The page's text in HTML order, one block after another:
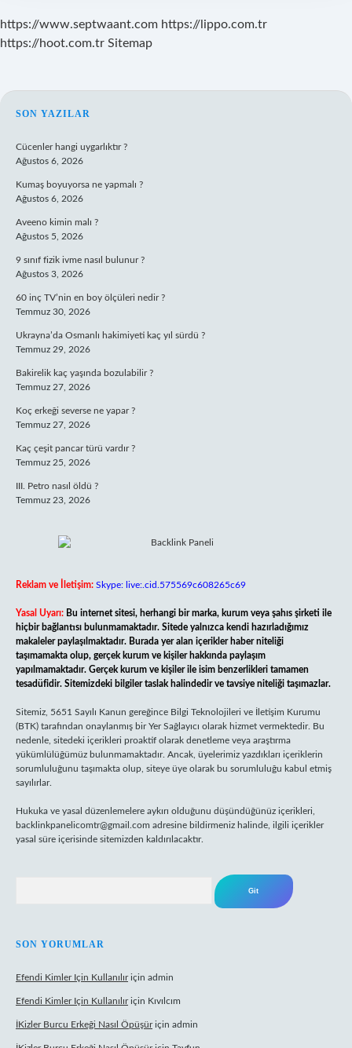
https://www.septwaant.com https://lippo.com.tr
https://hoot.com.tr Sitemap
SIDEBAR
SON YAZILAR
Cücenler hangi uygarlıktır ?
Ağustos 6, 2026
Kumaş boyuyorsa ne yapmalı ?
Ağustos 6, 2026
Aveeno kimin malı ?
Ağustos 5, 2026
9 sınıf fizik ivme nasıl bulunur ?
Ağustos 3, 2026
60 inç TV’nin en boy ölçüleri nedir ?
Temmuz 30, 2026
Ukrayna’da Osmanlı hakimiyeti kaç yıl sürdü ?
Temmuz 29, 2026
Bakirelik kaç yaşında bozulabilir ?
Temmuz 27, 2026
Koç erkeği severse ne yapar ?
Temmuz 27, 2026
Kaç çeşit pancar türü vardır ?
Temmuz 25, 2026
III. Petro nasıl öldü ?
Temmuz 23, 2026
Reklam ve İletişim: Skype: live:.cid.575569c608265c69
Yasal Uyarı: Bu internet sitesi, herhangi bir marka, kurum veya şahıs şirketi ile
hiçbir bağlantısı bulunmamaktadır. Sitede yalnızca kendi hazırladığımız
makaleler paylaşılmaktadır. Burada yer alan içerikler haber niteliği
taşımamakta olup, gerçek kurum ve kişiler hakkında paylaşım
yapılmamaktadır. Gerçek kurum ve kişiler ile isim benzerlikleri tamamen
tesadüfidir. Sitemizdeki bilgiler taslak halindedir ve tavsiye niteliği taşımazlar.
Sitemiz, 5651 Sayılı Kanun gereğince Bilgi Teknolojileri ve İletişim Kurumu
(BTK) tarafından onaylanmış bir Yer Sağlayıcı olarak hizmet vermektedir. Bu
nedenle, sitedeki içerikleri proaktif olarak denetleme veya araştırma
yükümlülüğümüz bulunmamaktadır. Ancak, üyelerimiz yazdıkları içeriklerin
sorumluluğunu taşımakta olup, siteye üye olarak bu sorumluluğu kabul etmiş
sayılırlar.
Hukuka ve yasal düzenlemelere aykırı olduğunu düşündüğünüz içerikleri,
backlinkpanelicomtr@gmail.com adresine bildirmeniz halinde, ilgili içerikler
yasal süre içerisinde sitemizden kaldırılacaktır.
SON YORUMLAR
Efendi Kimler Için Kullanılıriçin admin
Efendi Kimler Için Kullanılıriçin Kıvılcım
İKizler Burcu Erkeği Nasıl Öpüşüriçin admin